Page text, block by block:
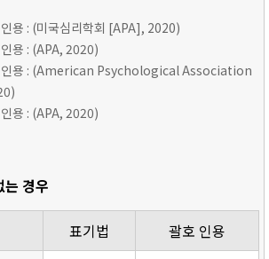
용 : (미국심리학회 [APA], 2020)
용 : (APA, 2020)
인용 : (American Psychological Association
용 : (APA, 2020)
는 경우
표기법 괄호 인용